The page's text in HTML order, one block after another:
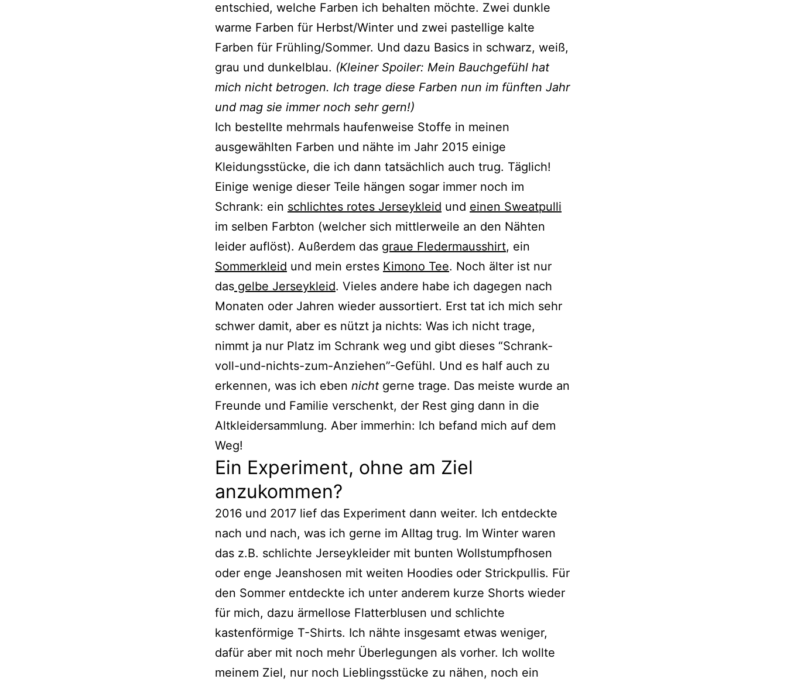
entschied, welche Farben ich behalten möchte. Zwei dunkle
warme Farben für Herbst/Winter und zwei pastellige kalte
Farben für Frühling/Sommer. Und dazu Basics in schwarz, weiß,
grau und dunkelblau. (Kleiner Spoiler: Mein Bauchgefühl hat
mich nicht betrogen. Ich trage diese Farben nun im fünften Jahr
und mag sie immer noch sehr gern!)
Ich bestellte mehrmals haufenweise Stoffe in meinen
ausgewählten Farben und nähte im Jahr 2015 einige
Kleidungsstücke, die ich dann tatsächlich auch trug. Täglich!
Einige wenige dieser Teile hängen sogar immer noch im
Schrank: ein schlichtes rotes Jerseykleid und einen Sweatpulli
im selben Farbton (welcher sich mittlerweile an den Nähten
leider auflöst). Außerdem das graue Fledermausshirt, ein
Sommerkleid und mein erstes Kimono Tee. Noch älter ist nur
das gelbe Jerseykleid. Vieles andere habe ich dagegen nach
Monaten oder Jahren wieder aussortiert. Erst tat ich mich sehr
schwer damit, aber es nützt ja nichts: Was ich nicht trage,
nimmt ja nur Platz im Schrank weg und gibt dieses “Schrank-
voll-und-nichts-zum-Anziehen”-Gefühl. Und es half auch zu
erkennen, was ich eben nicht gerne trage. Das meiste wurde an
Freunde und Familie verschenkt, der Rest ging dann in die
Altkleidersammlung. Aber immerhin: Ich befand mich auf dem
Weg!
Ein Experiment, ohne am Ziel
anzukommen?
2016 und 2017 lief das Experiment dann weiter. Ich entdeckte
nach und nach, was ich gerne im Alltag trug. Im Winter waren
das z.B. schlichte Jerseykleider mit bunten Wollstumpfhosen
oder enge Jeanshosen mit weiten Hoodies oder Strickpullis. Für
den Sommer entdeckte ich unter anderem kurze Shorts wieder
für mich, dazu ärmellose Flatterblusen und schlichte
kastenförmige T-Shirts. Ich nähte insgesamt etwas weniger,
dafür aber mit noch mehr Überlegungen als vorher. Ich wollte
meinem Ziel, nur noch Lieblingsstücke zu nähen, noch ein